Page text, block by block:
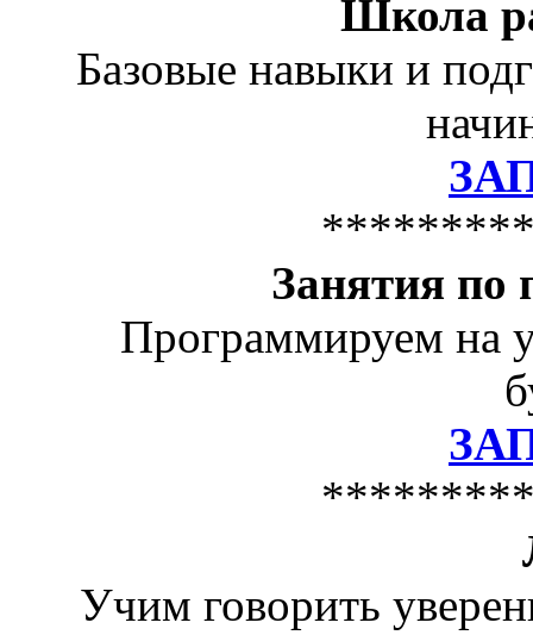
Школа
Базовые навыки и
Занятия по
Программируем на
Учим говорить